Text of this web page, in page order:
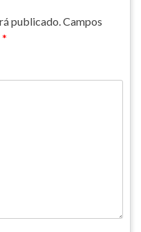
publicado.Campos
*